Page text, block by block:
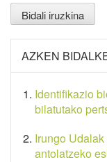
AZKEN
Identifikazio
bilatutako
Irungo
antolatzeko